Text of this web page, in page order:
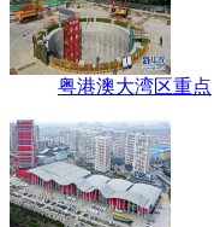
粤港澳大湾区重点